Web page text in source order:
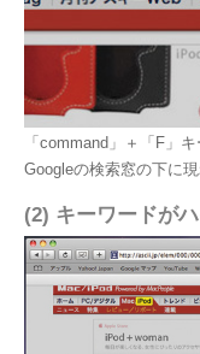
「command」＋「F」
Googleの検索窓の下に
(2) キーワードが